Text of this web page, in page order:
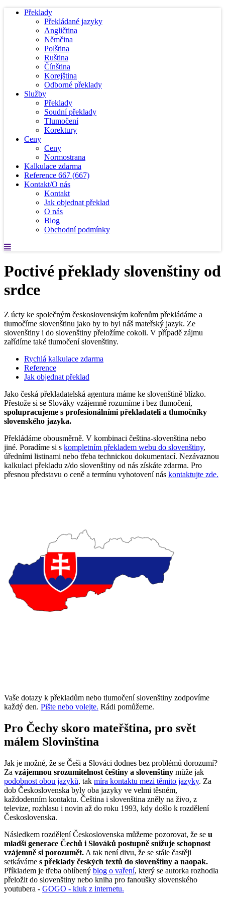
Překlady
Překládané jazyky
Angličtina
Němčina
Polština
Ruština
Čínština
Korejština
Odborné překlady
Služby
Překlady
Soudní překlady
Tlumočení
Korektury
Ceny
Ceny
Normostrana
Kalkulace zdarma
Reference 667 (667)
Kontakt/O nás
Kontakt
Jak objednat překlad
O nás
Blog
Obchodní podmínky
Poctivé překlady slovenštiny od
srdce
Z úcty ke společným československým kořenům překládáme a
tlumočíme slovenštinu jako by to byl náš mateřský jazyk. Ze
slovenštiny i do slovenštiny přeložíme cokoli. V případě zájmu
zařídíme také tlumočení slovenštiny.
Rychlá kalkulace zdarma
Reference
Jak objednat překlad
Jako česká překladatelská agentura máme ke slovenštině blízko.
Přestože si se Slováky vzájemně rozumíme i bez tlumočení,
spolupracujeme s profesionálními překladateli a tlumočníky
slovenského jazyka.
Překládáme obousměrně. V kombinaci čeština-slovenština nebo
jiné. Poradíme si s kompletním překladem webu do slovenštiny,
úředními listinami nebo třeba technickou dokumentací. Nezávaznou
kalkulaci překladu z/do slovenštiny od nás získáte zdarma. Pro
přesnou představu o ceně a termínu vyhotovení nás kontaktujte zde.
Vaše dotazy k překladům nebo tlumočení slovenštiny zodpovíme
každý den. Pište nebo volejte. Rádi pomůžeme.
Pro Čechy skoro mateřština, pro svět
málem Slovinština
Jak je možné, že se Češi a Slováci dodnes bez problémů dorozumí?
Za vzájemnou srozumitelnost češtiny a slovenštiny může jak
podobnost obou jazyků, tak míra kontaktu mezi těmito jazyky. Za
dob Československa byly oba jazyky ve velmi těsném,
každodenním kontaktu. Čeština i slovenština zněly na živo, z
televize, rozhlasu i novin až do roku 1993, kdy došlo k rozdělení
Československa.
Následkem rozdělení Československa můžeme pozorovat, že se u
mladší generace Čechů i Slováků postupně snižuje schopnost
vzájemně si porozumět. A tak není divu, že se stále častěji
setkáváme s překlady českých textů do slovenštiny a naopak.
Příkladem je třeba oblíbený blog o vaření, který se autorka rozhodla
přeložit do slovenštiny nebo kniha pro fanoušky slovenského
youtubera - GOGO - kluk z internetu.